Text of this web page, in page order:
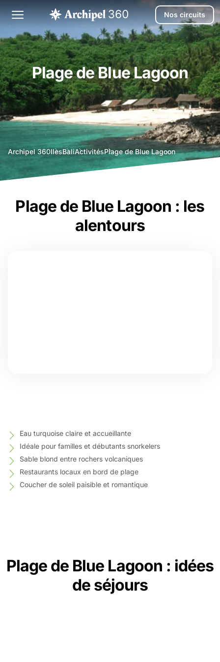
Nos circuits
Plage de Blue Lagoon
Archipel 360agence
voyage
IlesBaliActivitésPlage de Blue Lagoon
Plage de Blue Lagoon : les
alentours
Eau turquoise claire et accueillante
Idéale pour familles et débutants snorkelers
Sable blond entre rochers volcaniques
Restaurants locaux en bord de plage
Coucher de soleil paisible et romantique
Plage de Blue Lagoon : idées
de séjours